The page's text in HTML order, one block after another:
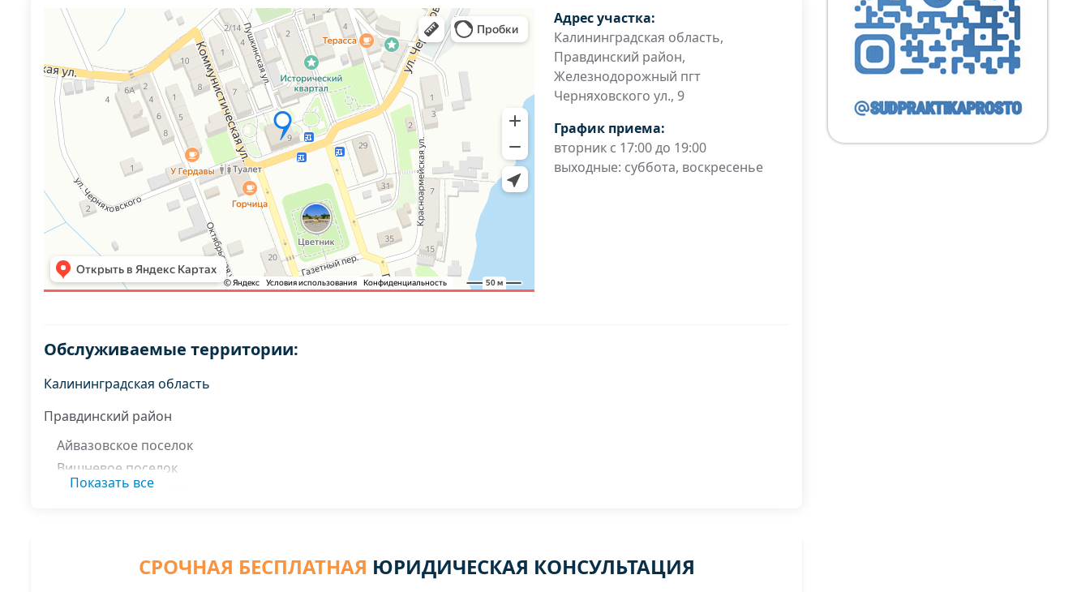
Адрес участка:
Калининградская область,
Правдинский район,
Железнодорожный пгт
Черняховского ул., 9
График приема:
вторник с 17:00 до 19:00
выходные: суббота, воскресенье
Обслуживаемые территории:
Калининградская область
Правдинский район
Айвазовское поселок
Вишневое поселок
Гоголевское поселок
Никитино поселок
Показать все
СРОЧНАЯ БЕСПЛАТНАЯ ЮРИДИЧЕСКАЯ КОНСУЛЬТАЦИЯ